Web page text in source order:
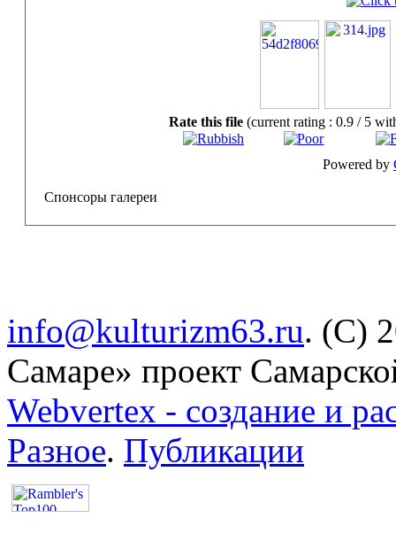
Rate this file (current rating : 0.9 / 5
Powered by
Спонсоры галереи
info@kulturizm63.ru. (C)
Самаре» проект
Webvertex - создание и
Разное. Публикации